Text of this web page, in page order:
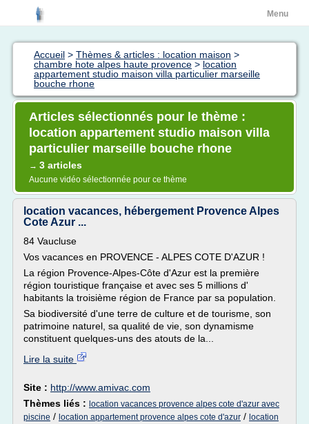
Menu
Accueil > Thèmes & articles : location maison >
chambre hote alpes haute provence > location
appartement studio maison villa particulier marseille
bouche rhone
Articles sélectionnés pour le thème :
location appartement studio maison villa
particulier marseille bouche rhone
→ 3 articles
Aucune vidéo sélectionnée pour ce thème
location vacances, hébergement Provence Alpes
Cote Azur ...
84 Vaucluse
Vos vacances en PROVENCE - ALPES COTE D'AZUR !
La région Provence-Alpes-Côte d'Azur est la première
région touristique française et avec ses 5 millions d'
habitants la troisième région de France par sa population.
Sa biodiversité d'une terre de culture et de tourisme, son
patrimoine naturel, sa qualité de vie, son dynamisme
constituent quelques-uns des atouts de la...
Lire la suite
Site : http://www.amivac.com
Thèmes liés : location vacances provence alpes cote d'azur avec
piscine / location appartement provence alpes cote d'azur / location